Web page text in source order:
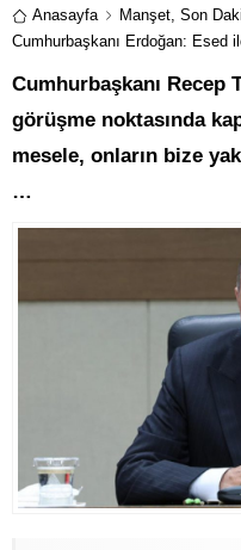
Anasayfa Manşet, Son
Cumhurbaşkanı Erdoğan: Esed
Cumhurbaşkanı Recep
görüşme noktasında
mesele, onların bize
…